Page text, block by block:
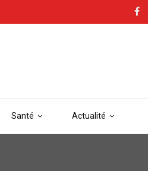
Santé Actualité